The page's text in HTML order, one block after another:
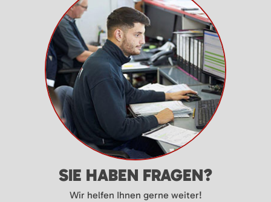
SIE HABEN FRAGEN?
Wir helfen Ihnen gerne weiter!